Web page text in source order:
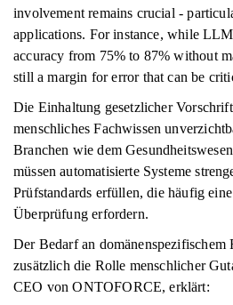
involvement remains crucial -
applications. For instance, while
accuracy from 75% to 87% without
still a margin for error that can be
Die Einhaltung gesetzlicher
menschliches Fachwissen
Branchen wie dem
müssen automatisierte Systeme
Prüfstandards erfüllen, die häufig
Überprüfung erfordern.
Der Bedarf an domänenspezifischem
zusätzlich die Rolle menschlicher
CEO von ONTOFORCE, erklärt: